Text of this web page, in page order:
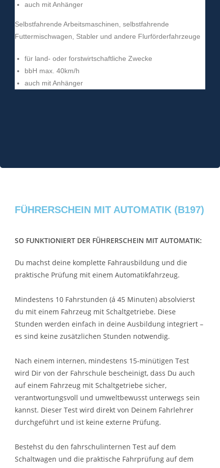
auch mit Anhänger
Selbstfahrende Arbeitsmaschinen, selbstfahrende
Futtermischwagen, Stabler und andere Flurförderfahrzeuge
für land- oder forstwirtschaftliche Zwecke
bbH max. 40km/h
auch mit Anhänger
FÜHRERSCHEIN MIT AUTOMATIK (B197)
SO FUNKTIONIERT DER FÜHRERSCHEIN MIT AUTOMATIK:
Du machst deine komplette Fahrausbildung und die
praktische Prüfung mit einem Automatikfahrzeug.
Mindestens 10 Fahrstunden (á 45 Minuten) absolvierst
du mit einem Fahrzeug mit Schaltgetriebe. Diese
Stunden werden einfach in deine Ausbildung integriert –
es sind keine zusätzlichen Stunden notwendig.
Nach einem internen, mindestens 15-minütigen Test
wird Dir von der Fahrschule bescheinigt, dass Du auch
auf einem Fahrzeug mit Schaltgetriebe sicher,
verantwortungsvoll und umweltbewusst unterwegs sein
kannst. Dieser Test wird direkt von Deinem Fahrlehrer
durchgeführt und ist keine externe Prüfung.
Bestehst du den fahrschulinternen Test auf dem
Schaltwagen und die praktische Fahrprüfung auf dem